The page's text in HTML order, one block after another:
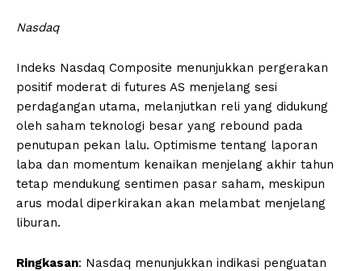
Nasdaq
Indeks Nasdaq Composite menunjukkan pergerakan
positif moderat di futures AS menjelang sesi
perdagangan utama, melanjutkan reli yang didukung
oleh saham teknologi besar yang rebound pada
penutupan pekan lalu. Optimisme tentang laporan
laba dan momentum kenaikan menjelang akhir tahun
tetap mendukung sentimen pasar saham, meskipun
arus modal diperkirakan akan melambat menjelang
liburan.
Ringkasan: Nasdaq menunjukkan indikasi penguatan